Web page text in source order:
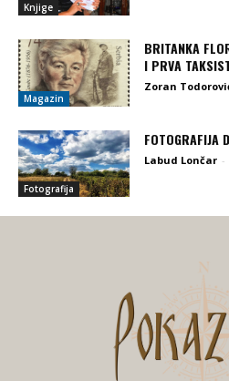
Knjige
Magazin
BRITANKA
I PRVA
Zoran
Fotografija
FOTOGRAFIJA
Labud Lončar -